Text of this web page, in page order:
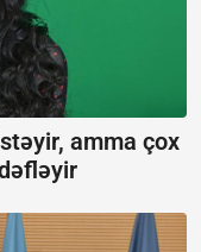
amma çox